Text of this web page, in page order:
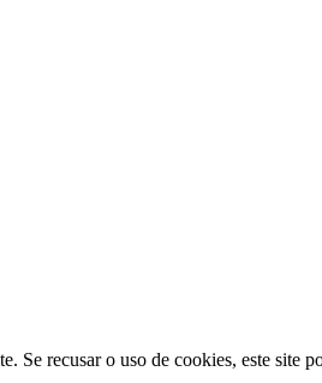
recusar o uso de cookies, este site